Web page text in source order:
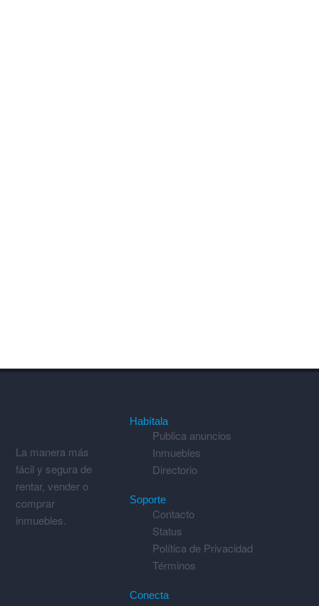
La manera más
fácil y segura de
rentar, vender o
comprar
inmuebles.
Habítala
Publica anuncios
Inmuebles
Directorio
Soporte
Contacto
Status
Política de Privacidad
Términos
Conecta